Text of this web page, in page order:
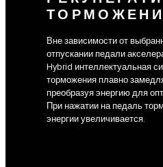
Вне зависимости от
отпускании педали
Hybrid интеллектуальная
торможения плавно
преобразуя энергию для
При нажатии на педаль
энергии увеличивается.